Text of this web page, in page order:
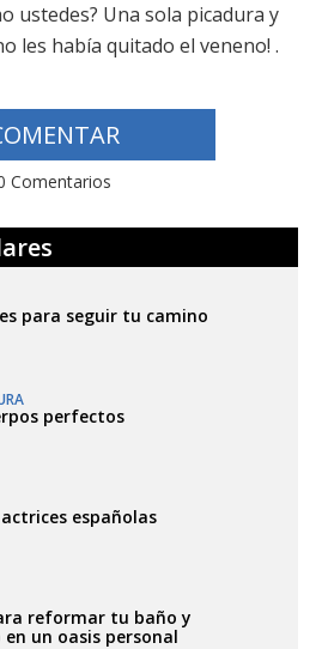
ustedes? Una sola picadura y
les había quitado el veneno! .
Comentarios
para seguir tu camino
perfectos
españolas
reformar tu baño y
un oasis personal